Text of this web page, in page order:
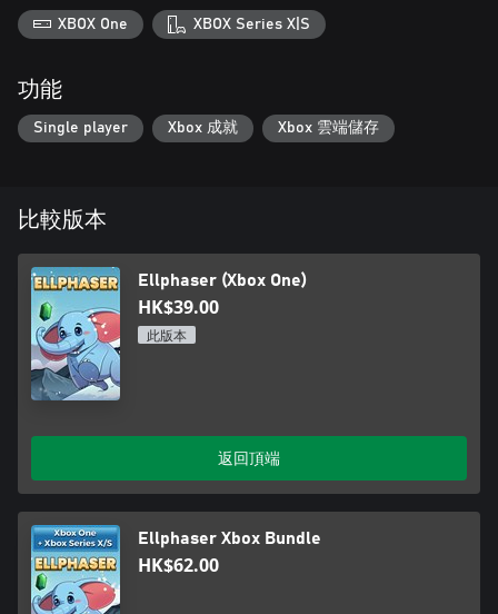
XBOX One XBOX Series X|S
功能
Single player Xbox 成就 Xbox 雲端儲存
比較版本
Ellphaser (Xbox One)
HK$39.00
此版本
返回頂端
Ellphaser Xbox Bundle
HK$62.00